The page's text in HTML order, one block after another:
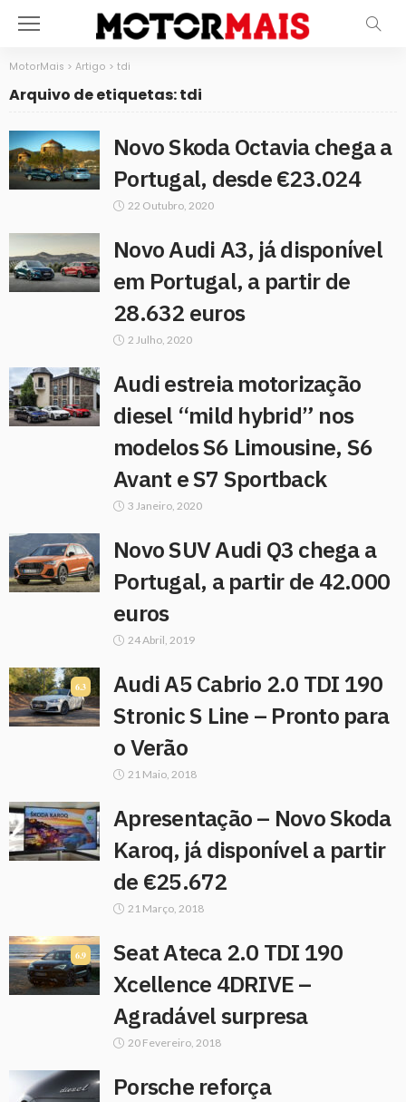
MotorMais > Artigo > tdi
Arquivo de etiquetas: tdi
Novo Skoda Octavia chega a
Portugal, desde €23.024
22 Outubro, 2020
Novo Audi A3, já disponível
em Portugal, a partir de
28.632 euros
2 Julho, 2020
Audi estreia motorização
diesel “mild hybrid” nos
modelos S6 Limousine, S6
Avant e S7 Sportback
3 Janeiro, 2020
Novo SUV Audi Q3 chega a
Portugal, a partir de 42.000
euros
24 Abril, 2019
6.3
Audi A5 Cabrio 2.0 TDI 190
Stronic S Line – Pronto para
o Verão
21 Maio, 2018
Apresentação – Novo Skoda
Karoq, já disponível a partir
de €25.672
21 Março, 2018
6.9
Seat Ateca 2.0 TDI 190
Xcellence 4DRIVE –
Agradável surpresa
20 Fevereiro, 2018
Porsche reforça